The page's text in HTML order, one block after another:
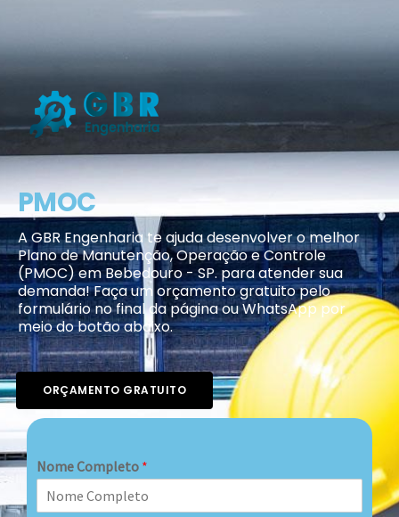
PMOC
A GBR Engenharia te ajuda desenvolver o melhor
Plano de Manutenção, Operação e Controle
(PMOC) em Bebedouro - SP. para atender sua
demanda! Faça um orçamento gratuito pelo
formulário no final da página ou WhatsApp por
meio do botão abaixo.
ORÇAMENTO GRATUITO
Nome Completo *